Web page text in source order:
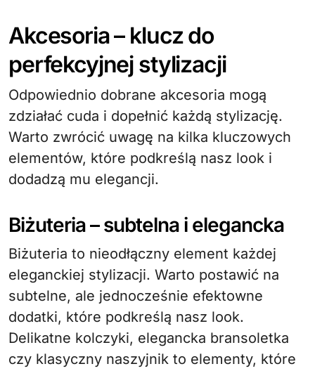
Akcesoria – klucz do
perfekcyjnej stylizacji
Odpowiednio dobrane akcesoria mogą
zdziałać cuda i dopełnić każdą stylizację.
Warto zwrócić uwagę na kilka kluczowych
elementów, które podkreślą nasz look i
dodadzą mu elegancji.
Biżuteria – subtelna i elegancka
Biżuteria to nieodłączny element każdej
eleganckiej stylizacji. Warto postawić na
subtelne, ale jednocześnie efektowne
dodatki, które podkreślą nasz look.
Delikatne kolczyki, elegancka bransoletka
czy klasyczny naszyjnik to elementy, które